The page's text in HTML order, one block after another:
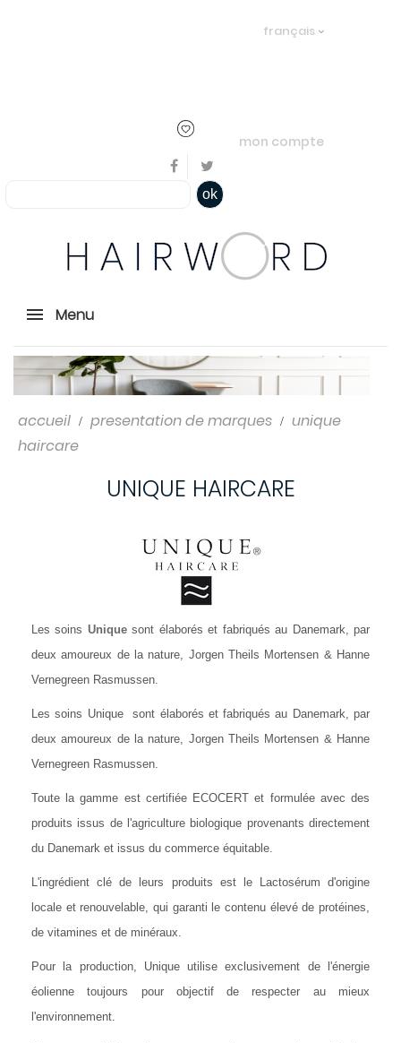
français
mon compte
ok
Menu
accueil presentation de marques
unique
haircare
UNIQUE HAIRCARE
Les soins Unique sont élaborés et fabriqués au Danemark, par
deux amoureux de la nature, Jorgen Theils Mortensen & Hanne
Vernegreen Rasmussen.
Les soins Unique sont élaborés et fabriqués au Danemark, par
deux amoureux de la nature, Jorgen Theils Mortensen & Hanne
Vernegreen Rasmussen.
Toute la gamme est certifiée ECOCERT et formulée avec des
produits issus de l'agriculture biologique provenants directement
du Danemark et issus du commerce équitable.
L'ingrédient clé de leurs produits est le Lactosérum d'origine
locale et renouvelable, qui garanti le contenu élevé de protéines,
de vitamines et de minéraux.
Pour la production, Unique utilise exclusivement de l'énergie
éolienne toujours pour objectif de respecter au mieux
l'environnement.